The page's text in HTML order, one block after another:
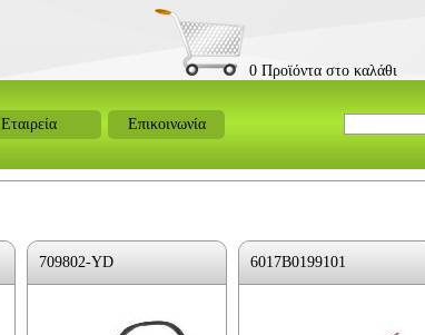
0 Προϊόντα στο καλάθι
Εταιρεία Επικοινωνία
709802-YD 6017B0199101